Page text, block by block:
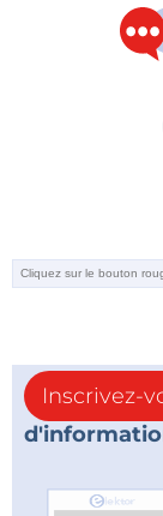
Inscrivez-